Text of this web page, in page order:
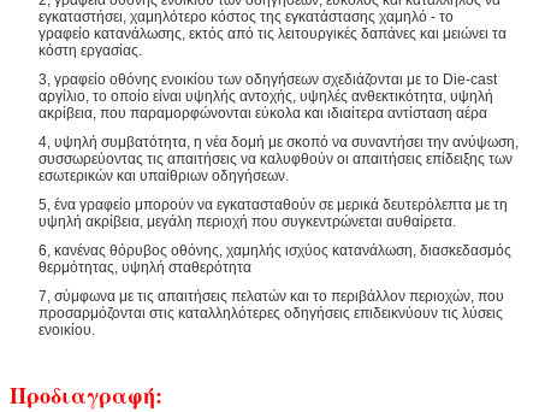
εγκαταστήσει, χαμηλότερο κόστος της εγκατάστασης χαμηλό - το
γραφείο κατανάλωσης, εκτός από τις λειτουργικές δαπάνες και μειώνει τα
κόστη εργασίας.
3, γραφείο οθόνης ενοικίου των οδηγήσεων σχεδιάζονται με το Die-cast
αργίλιο, το οποίο είναι υψηλής αντοχής, υψηλές ανθεκτικότητα, υψηλή
ακρίβεια, που παραμορφώνονται εύκολα και ιδιαίτερα αντίσταση αέρα
4, υψηλή συμβατότητα, η νέα δομή με σκοπό να συναντήσει την ανύψωση,
συσσωρεύοντας τις απαιτήσεις να καλυφθούν οι απαιτήσεις επίδειξης των
εσωτερικών και υπαίθριων οδηγήσεων.
5, ένα γραφείο μπορούν να εγκατασταθούν σε μερικά δευτερόλεπτα με τη
υψηλή ακρίβεια, μεγάλη περιοχή που συγκεντρώνεται αυθαίρετα.
6, κανένας θόρυβος οθόνης, χαμηλής ισχύος κατανάλωση, διασκεδασμός
θερμότητας, υψηλή σταθερότητα
7, σύμφωνα με τις απαιτήσεις πελατών και το περιβάλλον περιοχών, που
προσαρμόζονται στις καταλληλότερες οδηγήσεις επιδεικνύουν τις λύσεις
ενοικίου.
Προδιαγραφή: